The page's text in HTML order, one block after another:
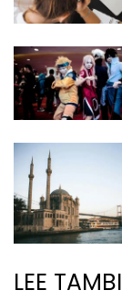
LEE